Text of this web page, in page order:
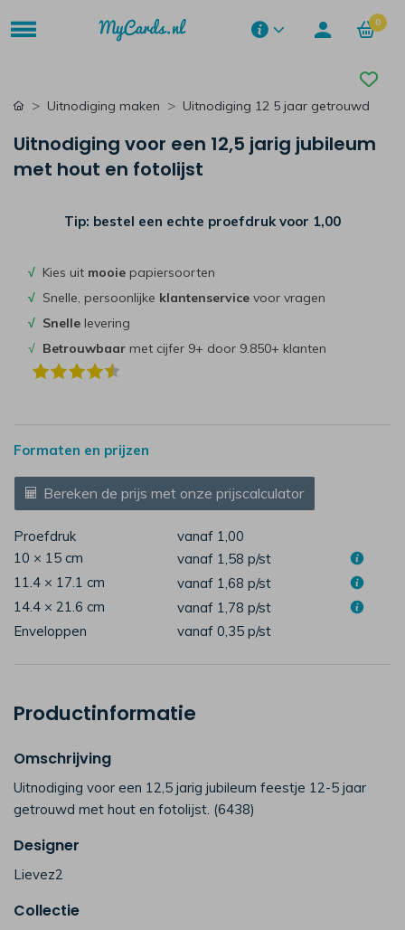
0
Uitnodiging maken Uitnodiging 12 5 jaar getrouwd
Uitnodiging voor een 12,5 jarig jubileum
met hout en fotolijst
Tip: bestel een echte proefdruk voor 1,00
√ Kies uit mooie papiersoorten
√ Snelle, persoonlijke klantenservice voor vragen
√ Snelle levering
√ Betrouwbaar met cijfer 9+ door 9.850+ klanten
Formaten en prijzen
Bereken de prijs met onze prijscalculator
Proefdruk
vanaf 1,00
10 × 15 cm
vanaf 1,58 p/st
11.4 × 17.1 cm
vanaf 1,68 p/st
14.4 × 21.6 cm
vanaf 1,78 p/st
Enveloppen
vanaf 0,35 p/st
Productinformatie
Omschrijving
Uitnodiging voor een 12,5 jarig jubileum feestje 12-5 jaar
getrouwd met hout en fotolijst. (6438)
Designer
Lievez2
Collectie